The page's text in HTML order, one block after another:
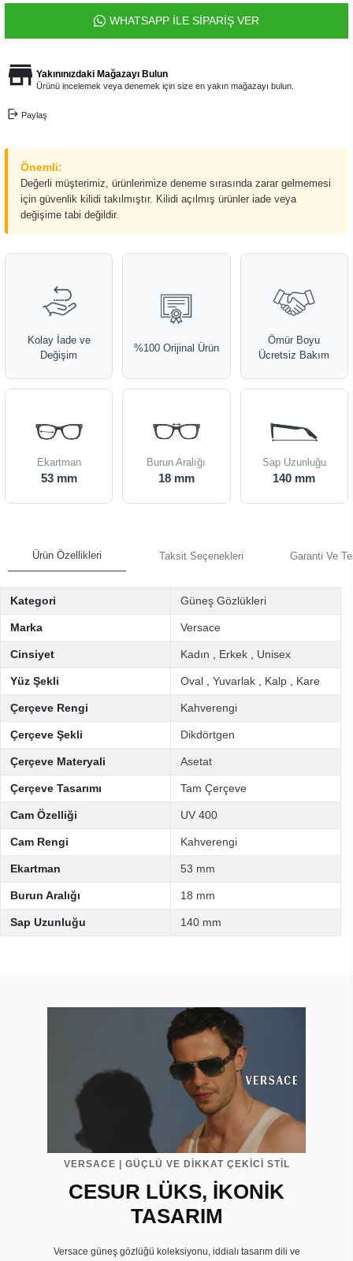
WHATSAPP İLE SİPARİŞ VER
Yakınınızdaki Mağazayı Bulun
Ürünü incelemek veya denemek için size en yakın mağazayı bulun.
Paylaş
Önemli:
Değerli müşterimiz, ürünlerimize deneme sırasında zarar gelmemesi
için güvenlik kilidi takılmıştır. Kilidi açılmış ürünler iade veya
değişime tabi değildir.
Kolay İade ve
Değişim
%100 Orijinal Ürün
Ömür Boyu
Ücretsiz Bakım
Ekartman
53 mm
Burun Aralığı
18 mm
Sap Uzunluğu
140 mm
Ürün Özellikleri Taksit Seçenekleri Garanti Ve
Kategori Güneş Gözlükleri
Marka Versace
Cinsiyet Kadın Erkek Unisex
Yüz Şekli Oval Yuvarlak Kalp Kare
Çerçeve Rengi Kahverengi
Çerçeve Şekli Dikdörtgen
Çerçeve Materyali Asetat
Çerçeve Tasarımı Tam Çerçeve
Cam Özelliği UV 400
Cam Rengi Kahverengi
Ekartman 53 mm
Burun Aralığı 18 mm
Sap Uzunluğu 140 mm
VERSACE | GÜÇLÜ VE DİKKAT ÇEKİCİ STİL
CESUR LÜKS, İKONİK
TASARIM
Versace güneş gözlüğü koleksiyonu, iddialı tasarım dili ve